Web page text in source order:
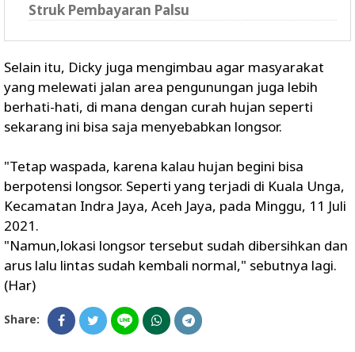
Struk Pembayaran Palsu
Selain itu, Dicky juga mengimbau agar masyarakat
yang melewati jalan area pengunungan juga lebih
berhati-hati, di mana dengan curah hujan seperti
sekarang ini bisa saja menyebabkan longsor.
"Tetap waspada, karena kalau hujan begini bisa
berpotensi longsor. Seperti yang terjadi di Kuala Unga,
Kecamatan Indra Jaya, Aceh Jaya, pada Minggu, 11 Juli
2021.
"Namun,lokasi longsor tersebut sudah dibersihkan dan
arus lalu lintas sudah kembali normal," sebutnya lagi.
(Har)
Share: